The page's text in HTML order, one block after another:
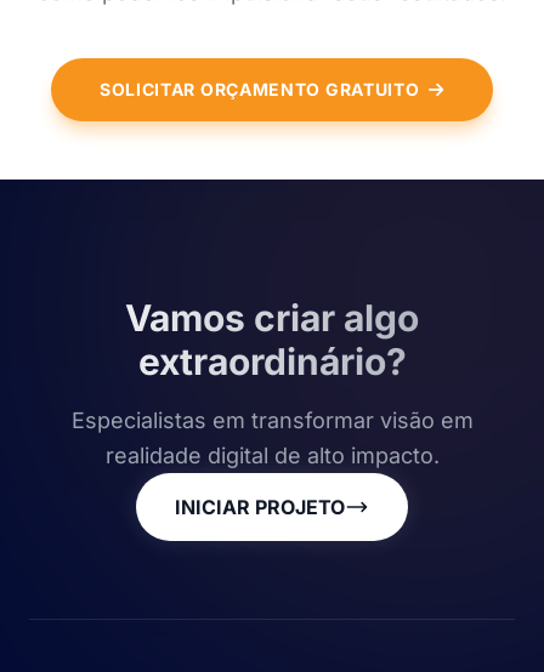
SOLICITAR ORÇAMENTO GRATUITO
Vamos criar algo
extraordinário?
Especialistas em transformar visão em
realidade digital de alto impacto.
INICIAR PROJETO